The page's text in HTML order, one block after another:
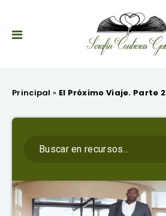
Principal » El Próximo Viaje. Parte 2